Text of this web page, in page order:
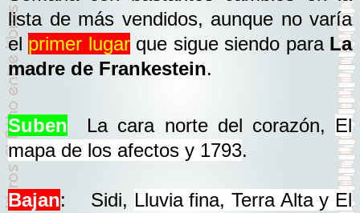
lista de más vendidos, aunque no varía
el primer lugarque sigue siendo para La
madre de Frankestein.
Suben La cara norte del corazón, El
mapa de los afectos y 1793.
Bajan: Sidi, Lluvia fina, Terra Alta y El